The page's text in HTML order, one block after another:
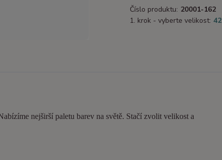
Číslo produktu: 20001-162
1. krok - vyberte velikost: 42
nejširší paletu barev na světě. Stačí zvolit velikost a